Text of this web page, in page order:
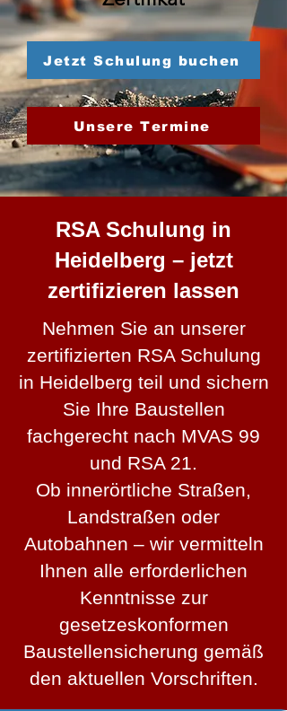
Jetzt Schulung buchen
Unsere Termine
RSA Schulung in
Heidelberg – jetzt
zertifizieren lassen
Nehmen Sie an unserer
zertifizierten RSA Schulung
in Heidelberg teil und sichern
Sie Ihre Baustellen
fachgerecht nach MVAS 99
und RSA 21.
Ob innerörtliche Straßen,
Landstraßen oder
Autobahnen – wir vermitteln
Ihnen alle erforderlichen
Kenntnisse zur
gesetzeskonformen
Baustellensicherung gemäß
den aktuellen Vorschriften.